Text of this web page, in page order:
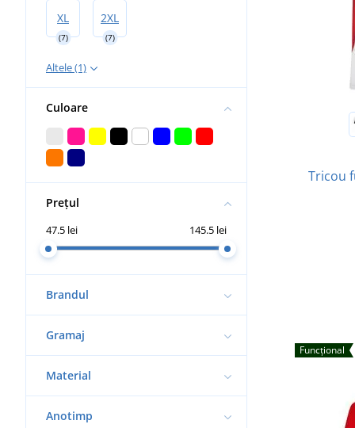
XL
(7)
2XL
(7)
Altele (1)
Culoare
Prețul
47.5 lei 145.5 lei
Brandul
Gramaj
Material
Anotimp
Tricou
Funcțional